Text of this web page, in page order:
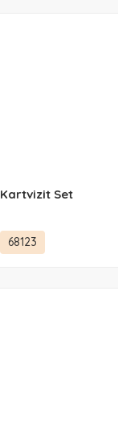
Kartvizit Set
68123